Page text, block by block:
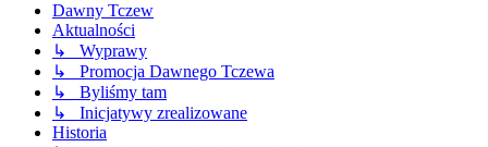
Dawny Tczew
Aktualności
↳ Wyprawy
↳ Promocja Dawnego Tczewa
↳ Byliśmy tam
↳ Inicjatywy zrealizowane
Historia